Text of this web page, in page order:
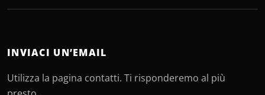
INVIACI UN’EMAIL
Utilizza la pagina contatti. Ti risponderemo al più